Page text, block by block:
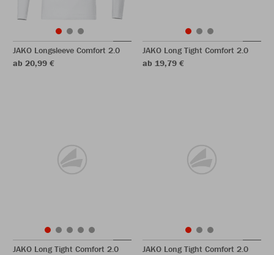
JAKO Longsleeve Comfort 2.0
ab 20,99 €
JAKO Long Tight Comfort 2.0
ab 19,79 €
JAKO Long Tight Comfort 2.0
JAKO Long Tight Comfort 2.0